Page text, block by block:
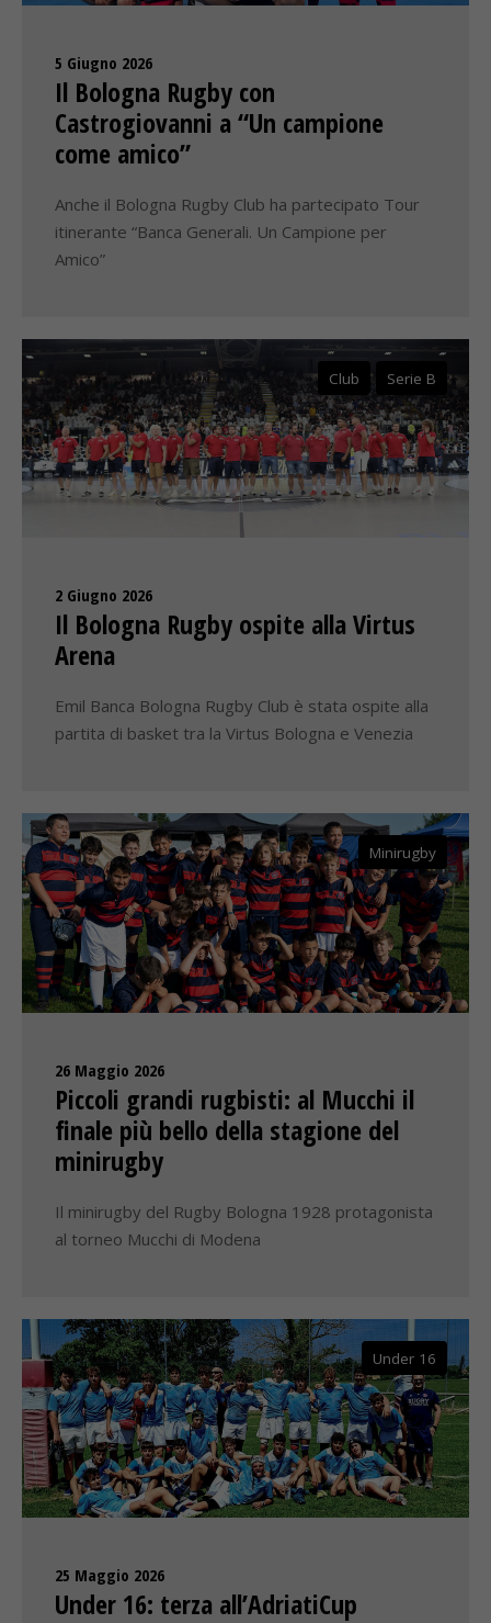
5 Giugno 2026
Il Bologna Rugby con
Castrogiovanni a “Un campione
come amico”
Anche il Bologna Rugby Club ha partecipato Tour
itinerante “Banca Generali. Un Campione per
Amico”
Club Serie B
2 Giugno 2026
Il Bologna Rugby ospite alla Virtus
Arena
Emil Banca Bologna Rugby Club è stata ospite alla
partita di basket tra la Virtus Bologna e Venezia
Minirugby
26 Maggio 2026
Piccoli grandi rugbisti: al Mucchi il
finale più bello della stagione del
minirugby
Il minirugby del Rugby Bologna 1928 protagonista
al torneo Mucchi di Modena
Under 16
25 Maggio 2026
Under 16: terza all’AdriatiCup